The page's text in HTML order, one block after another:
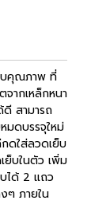
บคุณภาพ ที่
ากเหล็กหนา
สามารถ
มดบรรจุใหม่
ดใส่ลวดเย็บ
บในตัว เพิ่ม
ได้ 2 แถว
ๆ ภายใน